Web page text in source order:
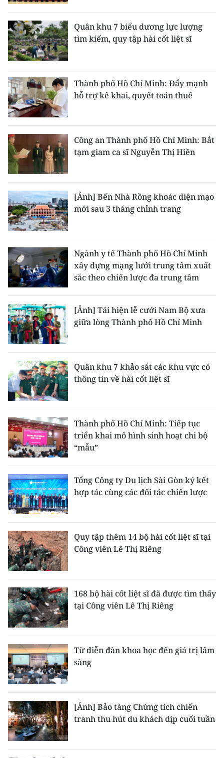
Quân khu 7 biểu dương lực lượng
tìm kiếm, quy tập hài cốt liệt sĩ
Thành phố Hồ Chí Minh: Đẩy mạnh
hỗ trợ kê khai, quyết toán thuế
Công an Thành phố Hồ Chí Minh: Bắt
tạm giam ca sĩ Nguyễn Thị Hiền
[Ảnh] Bến Nhà Rồng khoác diện mạo
mới sau 3 tháng chỉnh trang
Ngành y tế Thành phố Hồ Chí Minh
xây dựng mạng lưới trung tâm xuất
sắc theo chiến lược đa trung tâm
[Ảnh] Tái hiện lễ cưới Nam Bộ xưa
giữa lòng Thành phố Hồ Chí Minh
Quân khu 7 khảo sát các khu vực có
thông tin về hài cốt liệt sĩ
Thành phố Hồ Chí Minh: Tiếp tục
triển khai mô hình sinh hoạt chi bộ
“mẫu”
Tổng Công ty Du lịch Sài Gòn ký kết
hợp tác cùng các đối tác chiến lược
Quy tập thêm 14 bộ hài cốt liệt sĩ tại
Công viên Lê Thị Riêng
168 bộ hài cốt liệt sĩ đã được tìm thấy
tại Công viên Lê Thị Riêng
Từ diễn đàn khoa học đến giá trị lâm
sàng
[Ảnh] Bảo tàng Chứng tích chiến
tranh thu hút du khách dịp cuối tuần